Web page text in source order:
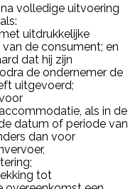
volledige uitvoering
uitdrukkelijke
de consument; en
dat hij zijn
de ondernemer de
uitgevoerd;
als in de
datum of periode van
dan voor
tot